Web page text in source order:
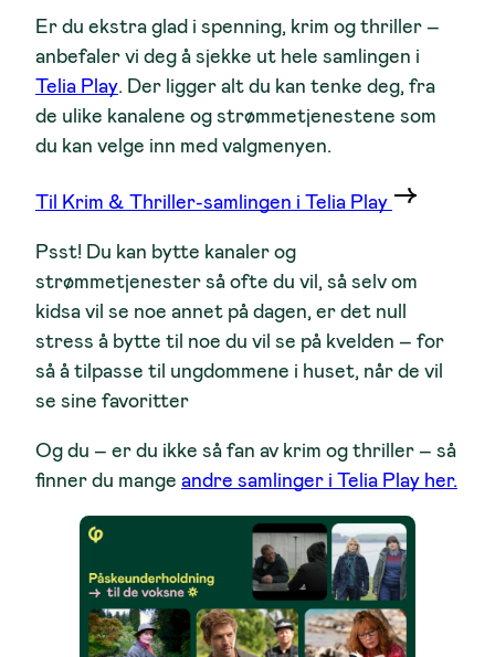
Er du ekstra glad i spenning, krim og thriller –
anbefaler vi deg å sjekke ut hele samlingen i
Telia Play. Der ligger alt du kan tenke deg, fra
de ulike kanalene og strømmetjenestene som
du kan velge inn med valgmenyen.
Til Krim & Thriller-samlingen i Telia Play
Psst! Du kan bytte kanaler og
strømmetjenester så ofte du vil, så selv om
kidsa vil se noe annet på dagen, er det null
stress å bytte til noe du vil se på kvelden – for
så å tilpasse til ungdommene i huset, når de vil
se sine favoritter
Og du – er du ikke så fan av krim og thriller – så
finner du mange andre samlinger i Telia Play her.